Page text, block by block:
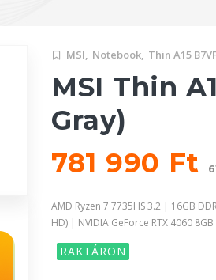
MSI, Notebook, Thin A15
MSI Thin
Gray)
781 990 Ft
AMD Ryzen 7 7735HS 3.2 | 16GB
HD) | NVIDIA GeForce RTX 4060
RAKTÁRON